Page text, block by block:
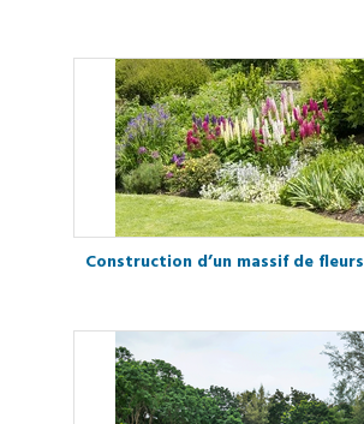
Construction d’un massif de fleurs